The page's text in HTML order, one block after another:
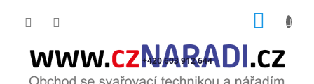
+420 603 912 644